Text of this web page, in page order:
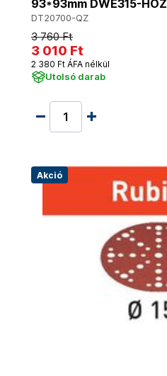
93*93mm DWE315-HOZ
DT20700-QZ
3 760 Ft
3 010 Ft
2 380 Ft ÁFA nélkül
Utolsó darab
Akció